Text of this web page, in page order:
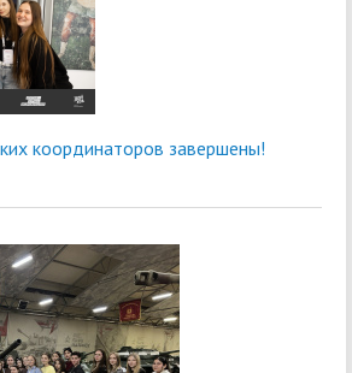
координаторов завершены!